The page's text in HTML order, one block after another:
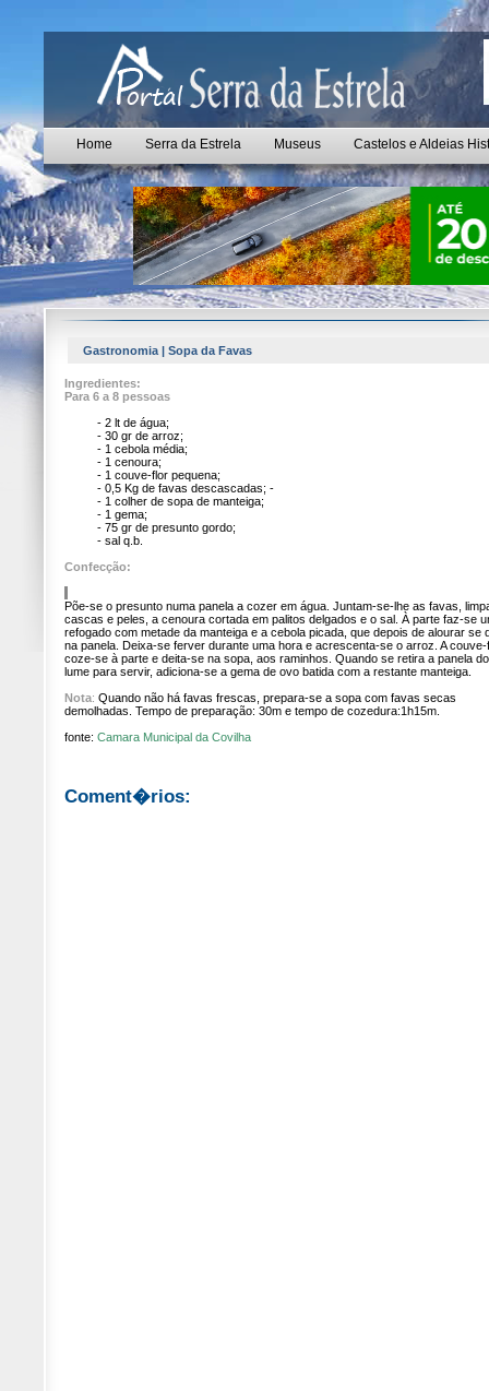
Home Serra da Estrela Museus Castelos e Aldeias
Gastronomia | Sopa da Favas
Ingredientes:
Para 6 a 8 pessoas
- 2 lt de água;
- 30 gr de arroz;
- 1 cebola média;
- 1 cenoura;
- 1 couve-flor pequena;
- 0,5 Kg de favas descascadas; -
- 1 colher de sopa de manteiga;
- 1 gema;
- 75 gr de presunto gordo;
- sal q.b.
Confecção:
Põe-se o presunto numa panela a cozer em água. Juntam-se-lhe as favas,
cascas e peles, a cenoura cortada em palitos delgados e o sal. À parte faz-se
refogado com metade da manteiga e a cebola picada, que depois de alourar se
na panela. Deixa-se ferver durante uma hora e acrescenta-se o arroz. A couve-
coze-se à parte e deita-se na sopa, aos raminhos. Quando se retira a panela do
lume para servir, adiciona-se a gema de ovo batida com a restante manteiga.
Nota: Quando não há favas frescas, prepara-se a sopa com favas secas
demolhadas. Tempo de preparação: 30m e tempo de cozedura:1h15m.
fonte: Camara Municipal da Covilha
Coment�rios: